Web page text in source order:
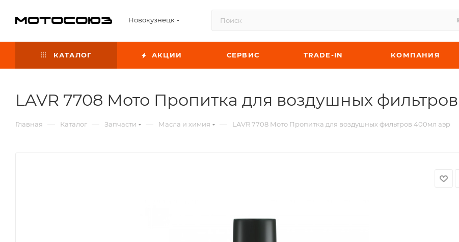
Новокузнецк
КАТАЛОГ АКЦИИ СЕРВИС TRADE-IN КОМПАНИЯ
LAVR 7708 Мото Пропитка для воздушных
Главная — Каталог — Запчасти — Масла и химия — LAVR 7708 Мото Пропитка для воздушных фильтров 400мл аэр